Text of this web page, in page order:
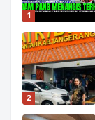
1
2